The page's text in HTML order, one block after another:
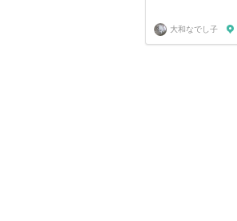
大和なでし子